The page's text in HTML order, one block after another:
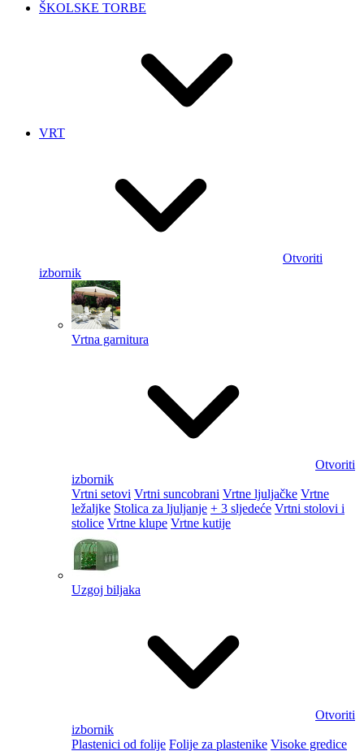
ŠKOLSKE TORBE
VRT
Otvoriti
izbornik
Vrtna garnitura
Otvoriti
izbornik
Vrtni setovi Vrtni suncobrani Vrtne ljuljačke Vrtne
ležaljke Stolica za ljuljanje + 3 sljedeće Vrtni stolovi i
stolice Vrtne klupe Vrtne kutije
Uzgoj biljaka
Otvoriti
izbornik
Plastenici od folije Folije za plastenike Visoke gredice